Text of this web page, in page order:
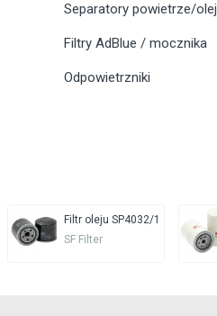
Separatory powietrze/olej
Filtry AdBlue / mocznika
Odpowietrzniki
Filtr oleju SP4032/1
SF Filter